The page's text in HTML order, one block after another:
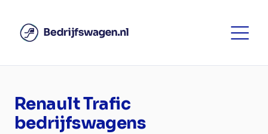
Renault Trafic
bedrijfswagens